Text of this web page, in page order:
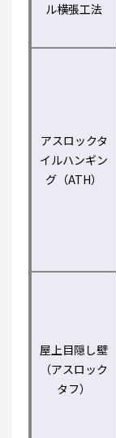
ル横張工法
アスロックタ
イルハンギン
グ（ATH）
屋上目隠し壁
（アスロック
タフ）